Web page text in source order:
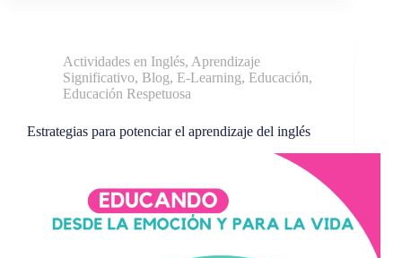
Actividades en Inglés, Aprendizaje
Significativo, Blog, E-Learning, Educación,
Educación Respetuosa
Estrategias para potenciar el aprendizaje del inglés